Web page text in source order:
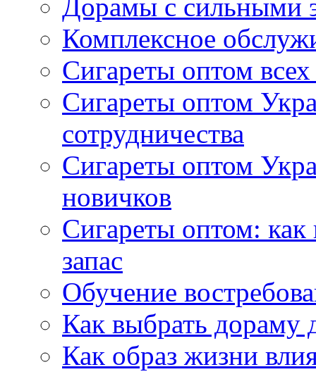
Дорамы с сильными
Комплексное
Сигареты оптом
Сигареты оптом
сотрудничества
Сигареты оптом
новичков
Сигареты оптом:
запас
Обучение
Как выбрать дораму
Как образ жизни